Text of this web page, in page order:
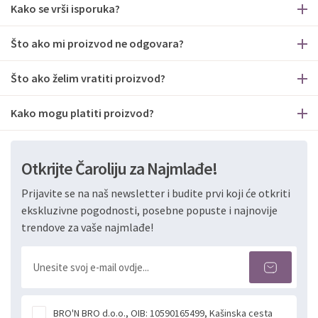
Kako se vrši isporuka?
Što ako mi proizvod ne odgovara?
Što ako želim vratiti proizvod?
Kako mogu platiti proizvod?
Otkrijte Čaroliju za Najmlađe!
Prijavite se na naš newsletter i budite prvi koji će otkriti
ekskluzivne pogodnosti, posebne popuste i najnovije
trendove za vaše najmlađe!
BRO'N BRO d.o.o., OIB: 10590165499, Kašinska cesta